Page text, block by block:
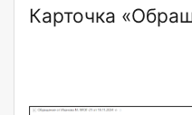
Карточка